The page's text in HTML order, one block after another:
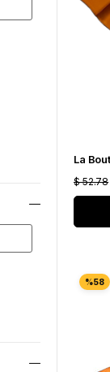
$ 52.78